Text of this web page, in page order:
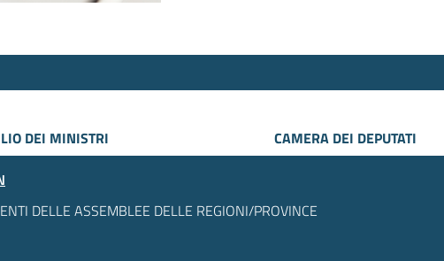
DEI MINISTRI
CAMERA DEI DEPUTATI
DELLE ASSEMBLEE DELLE REGIONI/PROVINCE